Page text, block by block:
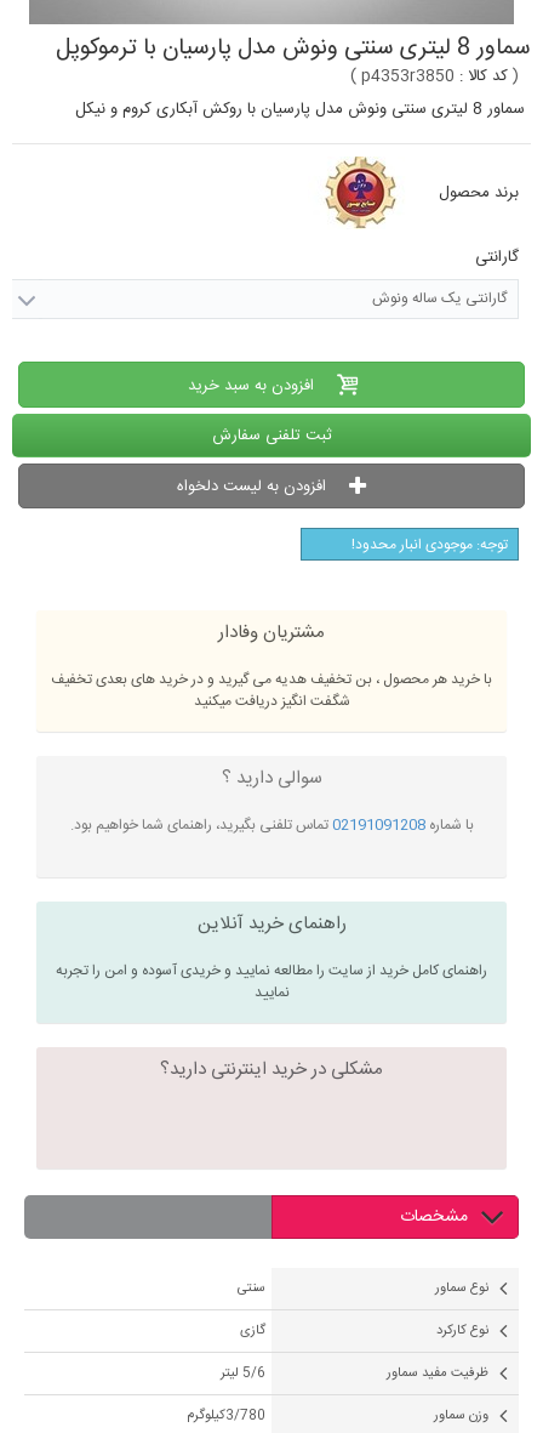
سماور 8 لیتری سنتی ونوش مدل پارسیان با ترموکوپل
(کد کالا : p4353r3850
)
سماور 8 لیتری سنتی ونوش مدل پارسیان با روکش آبکاری کروم و نیکل
برند محصول
گارانتی
گارانتی یک ساله ونوش
افزودن به سبد خرید
ثبت تلفنی سفارش
افزودن به لیست دلخواه
توجه: موجودی انبار محدود!
مشتریان وفادار
با خرید هر محصول ، بن تخفیف هدیه می گیرید و در خرید های بعدی تخفیف
شگفت انگیز دریافت میکنید
سوالی دارید ؟
با شماره02191091208تماس تلفنی بگیرید، راهنمای شما خواهیم بود.
راهنمای خرید آنلاین
راهنمای کامل خرید از سایت را مطالعه نمایید و خریدی آسوده و امن را تجربه
نمایید
مشکلی در خرید اینترنتی دارید؟
مشخصات
نوع سماور
سنتی
نوع کارکرد
گازی
ظرفیت مفید سماور
5/6 لیتر
وزن سماور
3/780کیلوگرم